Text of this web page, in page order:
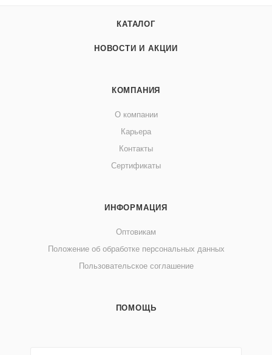
КАТАЛОГ
НОВОСТИ И АКЦИИ
КОМПАНИЯ
О компании
Карьера
Контакты
Сертификаты
ИНФОРМАЦИЯ
Оптовикам
Положение об обработке персональных данных
Пользовательское соглашение
ПОМОЩЬ